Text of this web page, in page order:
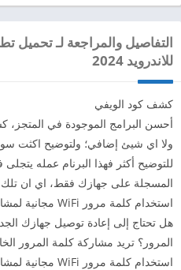
للاندرويد 2024
كشف كود الويفي‎
أحسن البرامج الموجودة في
ولا اي شيئ إضافي؛ ولتوضيح اكثت
للتوضيح أكثر فهذا البرنام عمله
المسجلة على جهازك فقط، اي ان
استخدام كلمة مرور WiFi مجانية لمشاهدة جميع كلمات مرور WiFi
المرور؟ تريد مشاركة كلمة المرور